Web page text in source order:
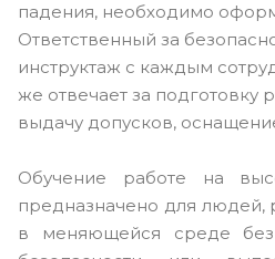
падения, необходимо
Ответственный за
инструктаж с каждым
же отвечает за подготовку
выдачу допусков,
Обучение работе на
предназначено для людей,
в меняющейся среде без